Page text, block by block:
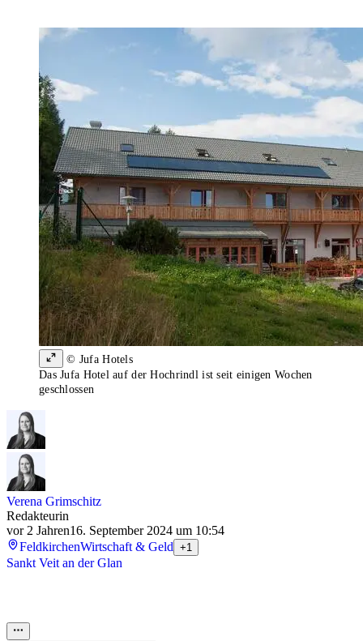
© Jufa Hotels
Das Jufa Hotel auf der Hochrindl ist seit einigen Wochen
geschlossen
Verena Grimschitz
Redakteurin
vor 2 Jahren16. September 2024 um 10:54
FeldkirchenWirtschaft & Geld +1
Sankt Veit an der Glan